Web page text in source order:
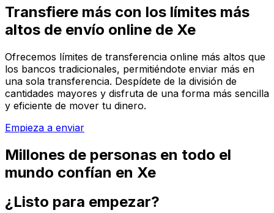
Transfiere más con los límites más
altos de envío online de Xe
Ofrecemos límites de transferencia online más altos que
los bancos tradicionales, permitiéndote enviar más en
una sola transferencia. Despídete de la división de
cantidades mayores y disfruta de una forma más sencilla
y eficiente de mover tu dinero.
Empieza a enviar
Millones de personas en todo el
mundo confían en Xe
¿Listo para empezar?